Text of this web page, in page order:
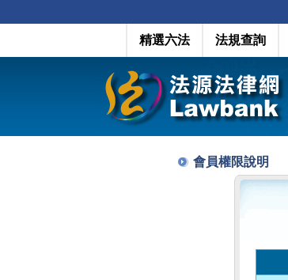
精選六法 法規查詢
會員權限說明